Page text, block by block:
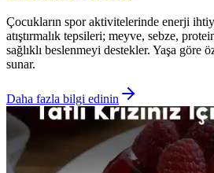
Çocukların spor aktivitelerinde enerji
atıştırmalık tepsileri; meyve, sebze,
sağlıklı beslenmeyi destekler. Yaşa göre
sunar.
Daha fazla bilgi edinin